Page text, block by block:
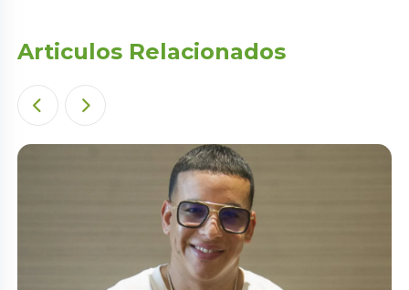
Articulos Relacionados